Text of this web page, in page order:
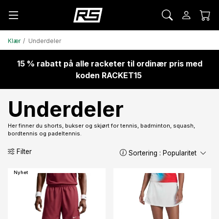
Klær Underdeler
15 % rabatt på alle racketer til ordinær pris med
koden RACKET15
Underdeler
Her finner du shorts, bukser og skjørt for tennis, badminton, squash,
bordtennis og padeltennis.
Filter Sortering : Popularitet
Nyhet